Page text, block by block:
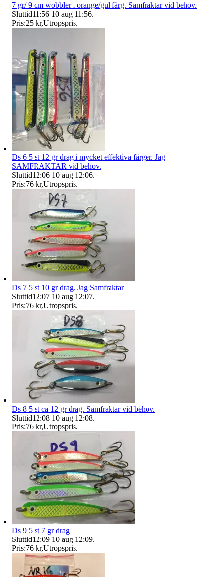
7 gr/ 9 cm wobbler i orange/gul färg. Samfraktar vid behov.
Sluttid11:56 10 aug 11:56.
Pris:25 kr,Utropspris.
Ds 6 5 st 12 gr drag i mycket effektiva färger. Jag
SAMFRAKTAR vid behov.
Sluttid12:06 10 aug 12:06.
Pris:76 kr,Utropspris.
Ds 7 5 st 10 gr drag. Jag Samfraktar
Sluttid12:07 10 aug 12:07.
Pris:76 kr,Utropspris.
Ds 8 5 st ca 12 gr drag. Samfraktar vid behov.
Sluttid12:08 10 aug 12:08.
Pris:76 kr,Utropspris.
Ds 9 5 st 7 gr drag
Sluttid12:09 10 aug 12:09.
Pris:76 kr,Utropspris.